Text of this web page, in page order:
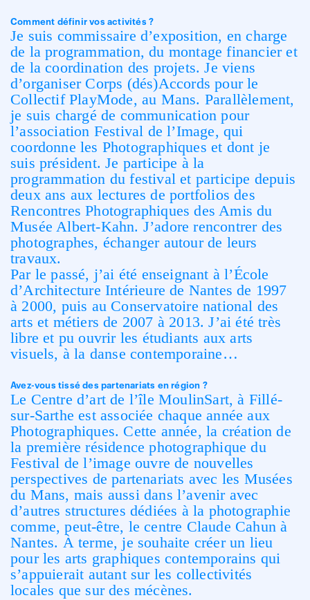
Comment définir vos activités ?
Je suis commissaire d’exposition, en charge
de la programmation, du montage financier et
de la coordination des projets. Je viens
d’organiser Corps (dés)Accords pour le
Collectif PlayMode, au Mans. Parallèlement,
je suis chargé de communication pour
l’association Festival de l’Image, qui
coordonne les Photographiques et dont je
suis président. Je participe à la
programmation du festival et participe depuis
deux ans aux lectures de portfolios des
Rencontres Photographiques des Amis du
Musée Albert-Kahn. J’adore rencontrer des
photographes, échanger autour de leurs
travaux.
Par le passé, j’ai été enseignant à l’École
d’Architecture Intérieure de Nantes de 1997
à 2000, puis au Conservatoire national des
arts et métiers de 2007 à 2013. J’ai été très
libre et pu ouvrir les étudiants aux arts
visuels, à la danse contemporaine…
Avez-vous tissé des partenariats en région ?
Le Centre d’art de l’île MoulinSart, à Fillé-
sur-Sarthe est associée chaque année aux
Photographiques. Cette année, la création de
la première résidence photographique du
Festival de l’image ouvre de nouvelles
perspectives de partenariats avec les Musées
du Mans, mais aussi dans l’avenir avec
d’autres structures dédiées à la photographie
comme, peut-être, le centre Claude Cahun à
Nantes. À terme, je souhaite créer un lieu
pour les arts graphiques contemporains qui
s’appuierait autant sur les collectivités
locales que sur des mécènes.